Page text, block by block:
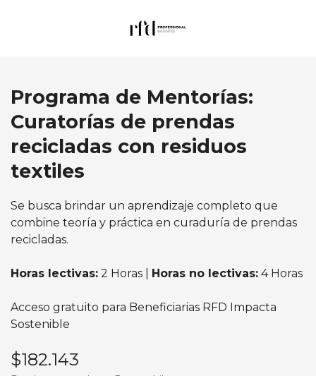
Programa de Mentorías:
Curatorías de prendas
recicladas con residuos
textiles
Se busca brindar un aprendizaje completo que
combine teoría y práctica en curaduría de prendas
recicladas.
Horas lectivas: 2 Horas | Horas no lectivas: 4 Horas
Acceso gratuito para Beneficiarias RFD Impacta
Sostenible
$182.143